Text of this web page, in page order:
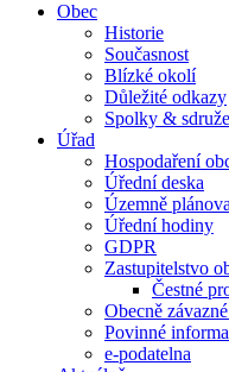
Obec
Historie
Současnost
Blízké okolí
Důležité odkazy
Spolky &
Úřad
Hospodaření
Úřední deska
Územně
Úřední hodiny
GDPR
Zastupitelstvo
Čestné
Obecně
Povinné
e-podatelna